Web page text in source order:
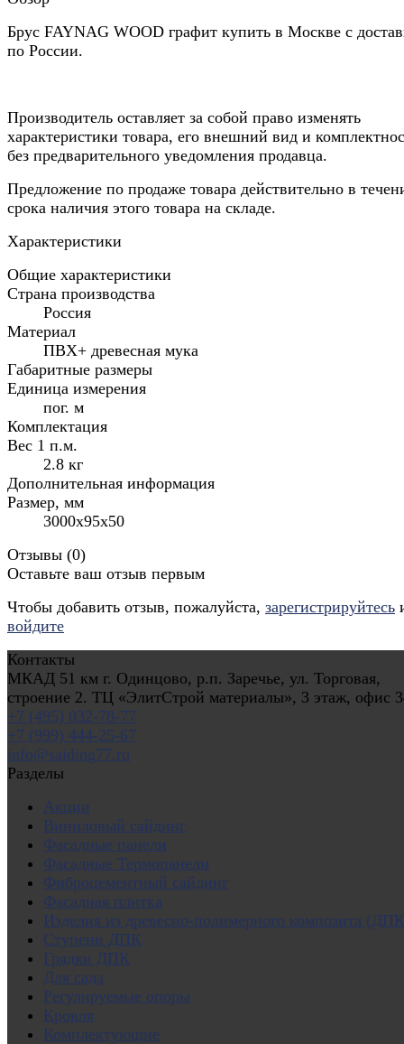
Брус FAYNAG WOOD графит купить в Москве с
по России.
Производитель оставляет за собой право изменять
характеристики товара, его внешний вид и
без предварительного уведомления продавца.
Предложение по продаже товара действительно в
срока наличия этого товара на складе.
Характеристики
Общие характеристики
Страна производства
Россия
Материал
ПВХ+ древесная мука
Габаритные размеры
Единица измерения
пог. м
Комплектация
Вес 1 п.м.
2.8 кг
Дополнительная информация
Размер, мм
3000x95x50
Отзывы (0)
Оставьте ваш отзыв первым
Чтобы добавить отзыв, пожалуйста, зарегистрируйтесь
войдите
Контакты
МКАД 51 км г. Одинцово, р.п. Заречье, ул. Торговая,
строение 2. ТЦ «ЭлитСтрой материалы», 3 этаж, офис
+7 (495) 032-78-77
+7 (999) 444-25-67
info@saiding77.ru
Разделы
Акции
Виниловый сайдинг
Фасадные панели
Фасадные Термопанели
Фиброцементный сайдинг
Фасадная плитка
Изделия из древесно-полимерного композита
Ступени ДПК
Грядки ДПК
Для сада
Регулируемые опоры
Кровля
Комплектующие